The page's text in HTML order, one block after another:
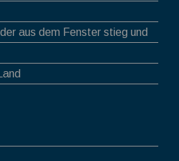
aus dem Fenster stieg und